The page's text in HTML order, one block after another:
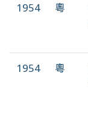
1954 粵
1954 粵